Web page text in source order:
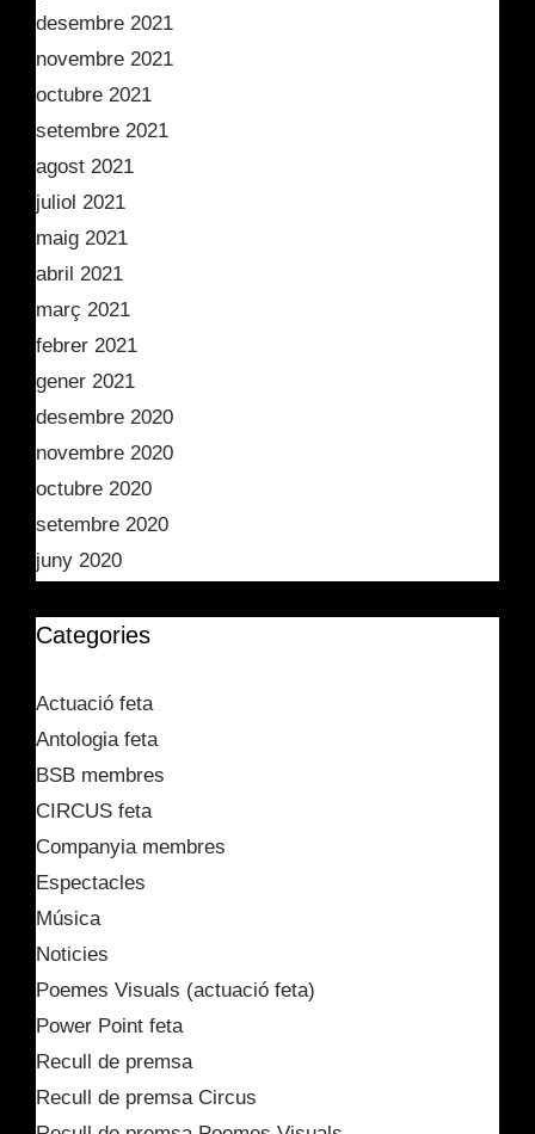
desembre 2021
novembre 2021
octubre 2021
setembre 2021
agost 2021
juliol 2021
maig 2021
abril 2021
març 2021
febrer 2021
gener 2021
desembre 2020
novembre 2020
octubre 2020
setembre 2020
juny 2020
Categories
Actuació feta
Antologia feta
BSB membres
CIRCUS feta
Companyia membres
Espectacles
Música
Noticies
Poemes Visuals (actuació feta)
Power Point feta
Recull de premsa
Recull de premsa Circus